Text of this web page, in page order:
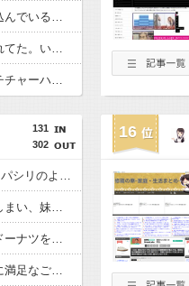
父が仮想通貨投資にハマって退職金をつぎ込んでいる…なんとか止めさせたいのだが。
彼の家に行くと、いつも飲み物を出してくれてた。いつもコーヒーをお願いしてたんだけど、なんかそのコーヒーって妙な匂いがしてたんだよね…その原因を知ってドン…
キムチの白い部分だけ食べて、残りはキムチチャーハンにしてるんだけど、友達に「失礼だよ！」って怒られた
131
302
【キチトメ】トメが私と夫の共通の友人Aをパシリのように扱っていたことが発覚し・・・
【毒親】妹の車を借りた時、塀にぶつけてしまい、妹が凹んで泣きそうになっていたので…私「修理代出すね」母「そんなものいいから、お前の乗ってる車すぐに寄越せ！！」
息子と某ドーナツ屋の福袋を買いに行き、ドーナツを持って駐車場に向かって歩いていると…泥「２つもあるんだから貰ってあげる♪」と息子が持ってる袋を勢いよくひっぱり･･･
公園でよく会うママに「お金がなくて子供に満足なご飯を食べさせられない」と言われ、少しだけ買ってあげた。すると、それ以降要求が激しくなった→そして･･･
16